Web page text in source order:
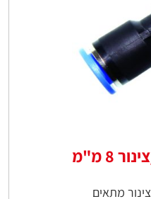
8 מ"מ
מתאים